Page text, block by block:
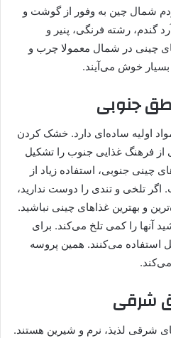
شمال چین به وفور از گوشت و
گندم، رشته فرنگی، پنیر و
چینی در شمال معمولا چرب و
خوش می‌آیند.
جنوبی
اولیه ساده‌ای دارد. خشک کردن
فرهنگ غذایی جنوب را تشکیل
چینی جنوبی، استفاده زیاد از
تلخی و تندی را دوست ندارید،
و بهترین غذاهای چینی نباشید.
آنها را کمی تلخ می‌کند. برای
استفاده می‌کنند. همین پروسه
می‌کند.
شرقی
شرقی لذیذ، نرم و شیرین هستند.